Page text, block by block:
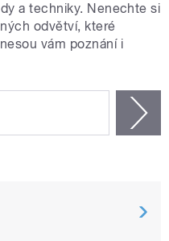
a techniky. Nenechte si
odvětví, které
vám poznání i